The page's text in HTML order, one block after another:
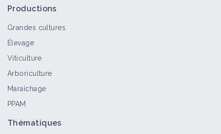
Productions
Grandes cultures
Élevage
Viticulture
Arboriculture
Maraîchage
PPAM
Thématiques